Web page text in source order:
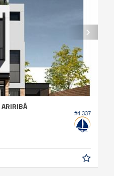
#4.337
ARIRIBÁ